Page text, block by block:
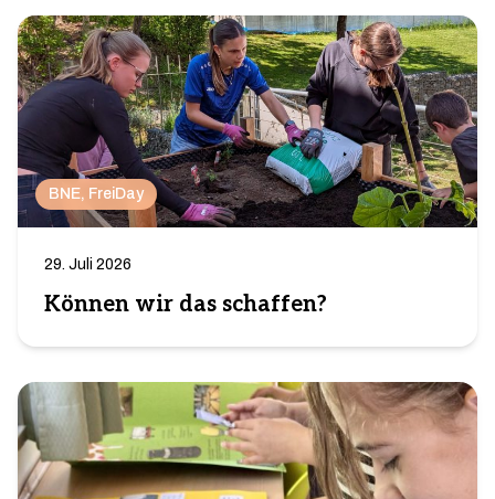
BNE, FreiDay
29. Juli 2026
Können wir das schaffen?